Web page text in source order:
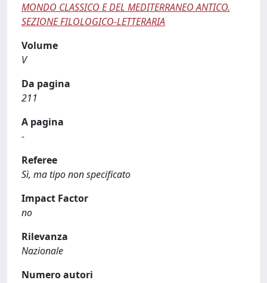
MONDO CLASSICO E DEL MEDITERRANEO ANTICO.
SEZIONE FILOLOGICO-LETTERARIA
Volume
V
Da pagina
211
A pagina
-
Referee
Sì, ma tipo non specificato
Impact Factor
no
Rilevanza
Nazionale
Numero autori